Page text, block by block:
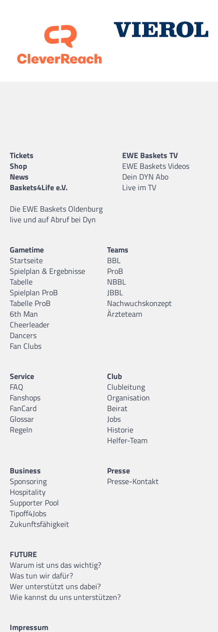
Tickets
Shop
News
Baskets4Life e.V.
Die EWE Baskets Oldenburg
live und auf Abruf bei Dyn
EWE Baskets TV
EWE Baskets Videos
Dein DYN Abo
Live im TV
Gametime
Startseite
Spielplan & Ergebnisse
Tabelle
Spielplan ProB
Tabelle ProB
6th Man
Cheerleader
Dancers
Fan Clubs
Teams
BBL
ProB
NBBL
JBBL
Nachwuchskonzept
Ärzteteam
Service
FAQ
Fanshops
FanCard
Glossar
Regeln
Club
Clubleitung
Organisation
Beirat
Jobs
Historie
Helfer-Team
Business
Sponsoring
Hospitality
Supporter Pool
Tipoff4Jobs
Zukunftsfähigkeit
Presse
Presse-Kontakt
FUTURE
Warum ist uns das wichtig?
Was tun wir dafür?
Wer unterstützt uns dabei?
Wie kannst du uns unterstützen?
Impressum